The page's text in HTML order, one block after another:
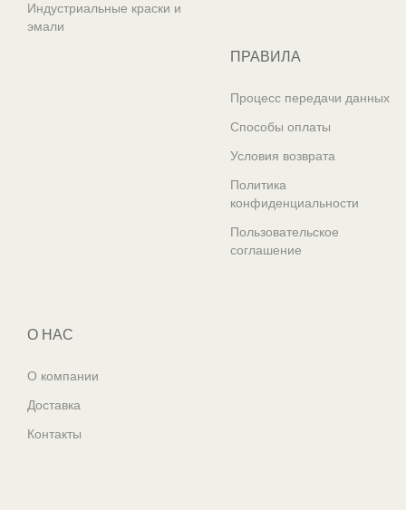
Индустриальные краски и
эмали
ПРАВИЛА
Процесс передачи данных
Способы оплаты
Условия возврата
Политика
конфиденциальности
Пользовательское
соглашение
О НАС
О компании
Доставка
Контакты